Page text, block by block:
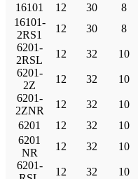
16101
12 30 8
16101-
2RS1
12 30 8
6201-
2RSL
12 32 10
6201-
2Z
12 32 10
6201-
2ZNR
12 32 10
6201
12 32 10
6201
NR
12 32 10
6201-
12 32 10